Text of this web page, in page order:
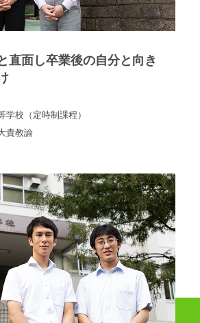
直面し卒業後の自分と向き
校（定時制課程）
貴教諭